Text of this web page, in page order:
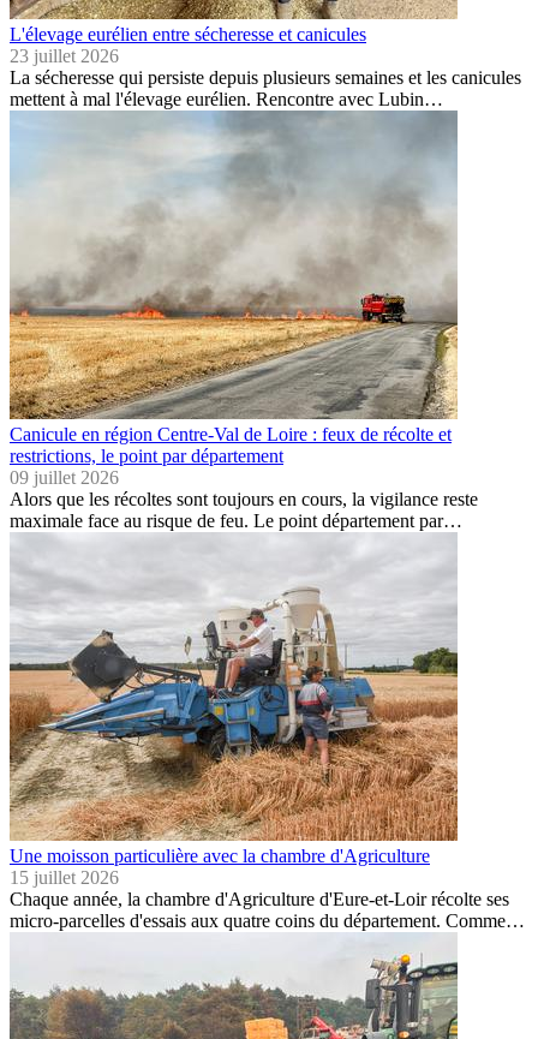
L'élevage eurélien entre sécheresse et canicules
23 juillet 2026
La sécheresse qui persiste depuis plusieurs semaines et les canicules
mettent à mal l'élevage eurélien. Rencontre avec Lubin…
Canicule en région Centre-Val de Loire : feux de récolte et
restrictions, le point par département
09 juillet 2026
Alors que les récoltes sont toujours en cours, la vigilance reste
maximale face au risque de feu. Le point département par…
Une moisson particulière avec la chambre d'Agriculture
15 juillet 2026
Chaque année, la chambre d'Agriculture d'Eure-et-Loir récolte ses
micro-parcelles d'essais aux quatre coins du département. Comme…